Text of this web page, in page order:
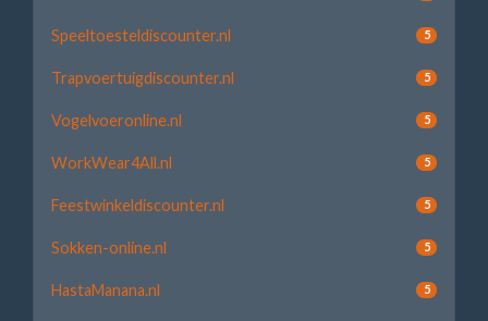
Speeltoesteldiscounter.nl 5
Trapvoertuigdiscounter.nl 5
Vogelvoeronline.nl 5
WorkWear4All.nl 5
Feestwinkeldiscounter.nl 5
Sokken-online.nl 5
HastaManana.nl 5